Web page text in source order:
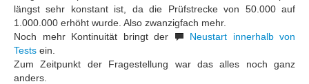
längst sehr konstant ist, da die Prüfstrecke von 50.000 auf
1.000.000 erhöht wurde. Also zwanzigfach mehr.
Noch mehr Kontinuität bringt der
Neustart innerhalb von
Tests ein.
Zum Zeitpunkt der Fragestellung war das alles noch ganz
anders.